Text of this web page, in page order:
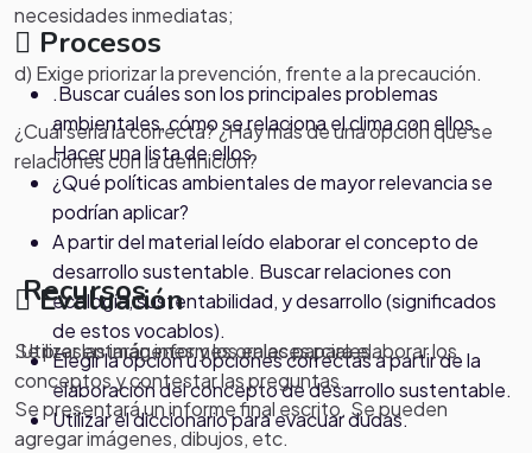
necesidades inmediatas;
d) Exige priorizar la prevención, frente a la precaución.
¿Cuál sería la correcta? ¿Hay más de una opción que se
relaciones con la definición?
Procesos
.Buscar cuáles son los principales problemas
ambientales, cómo se relaciona el clima con ellos.
Hacer una lista de ellos.
¿Qué políticas ambientales de mayor relevancia se
podrían aplicar?
A partir del material leído elaborar el concepto de
desarrollo sustentable. Buscar relaciones con
ecología, sustentabilidad, y desarrollo (significados
de estos vocablos).
Elegir la opción u opciones correctas a partir de la
elaboración del concepto de desarrollo sustentable.
Utilizar el diccionario para evacuar dudas.
Recursos
.Utilizar las imágenes y los enlaces para elaborar los
conceptos y contestar las preguntas.
Evaluación
Se presentarán informes orales parciales.
Se presentará un informe final escrito. Se pueden
agregar imágenes, dibujos, etc.